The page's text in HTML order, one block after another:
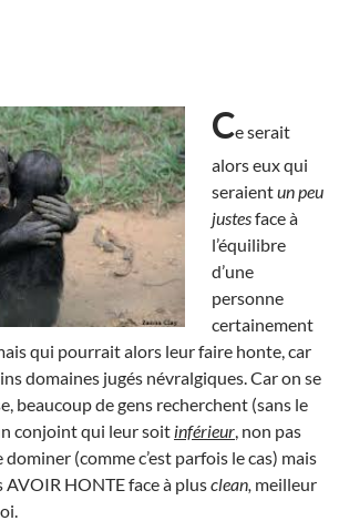
Ce serait
alors eux qui
seraientun peu
justesface à
l’équilibre
d’une
personne
certainement
qui pourrait alors leur faire honte, car
domaines jugés névralgiques. Car on se
beaucoup de gens recherchent (sans le
conjoint qui leur soit inférieur , non pas
(comme c’est parfois le cas) mais
HONTE face à plusclean, meilleur